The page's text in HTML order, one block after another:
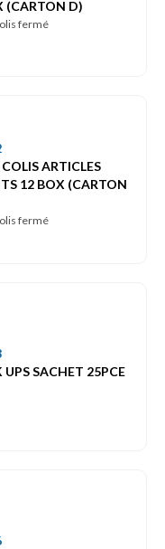
(CARTON D)
fermé
ARTICLES
12 BOX (CARTON
fermé
UPS SACHET 25PCE